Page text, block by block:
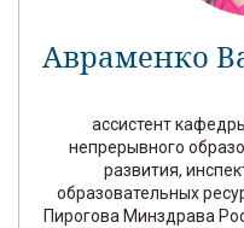
Авраменко
ассистент
непрерывного
развития,
образовательных
Пирогова Минздрава